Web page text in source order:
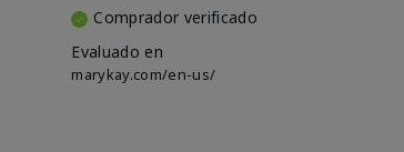
Comprador verificado
Evaluado en
marykay.com/en-us/